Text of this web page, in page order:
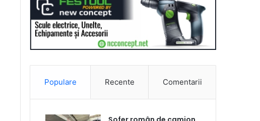
Populare Recente Comentarii